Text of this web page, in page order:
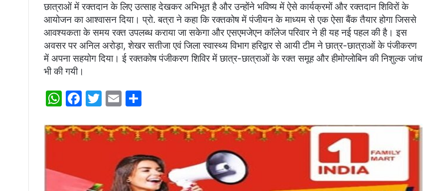
छात्राओं में रक्तदान के लिए उत्साह देखकर अभिभूत है और उन्होंने भविष्य में ऐसे कार्यक्रमों और रक्तदान शिविरों के
आयोजन का आश्वासन दिया। प्रो. बत्रा ने कहा कि रक्तकोष में पंजीयन के माध्यम से एक ऐसा बैंक तैयार होगा जिससे
आवश्यकता के समय रक्त उपलब्ध कराया जा सकेगा और एसएमजेएन काॅलेज परिवार ने ही यह नई पहल की है। इस
अवसर पर अनिल अरोड़ा, शेखर सतीजा एवं जिला स्वास्थ्य विभाग हरिद्वार से आयी टीम ने छात्र-छात्राओं के पंजीकरण
में अपना सहयोग दिया। ई रक्तकोष पंजीकरण शिविर में छात्र-छात्राओं के रक्त समूह और हीमोग्लोबिन की निशुल्क जांच
भी की गयी।
W
at
s
p
F
c
e
o
T
itt
er
E
ai ar
e